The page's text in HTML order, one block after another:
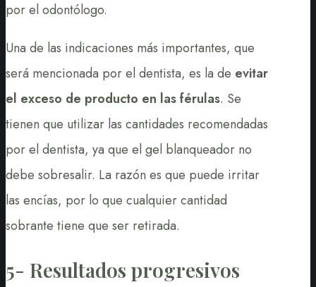
por el odontólogo.
Una de las indicaciones más importantes, que
será mencionada por el dentista, es la de evitar
el exceso de producto en las férulas. Se
tienen que utilizar las cantidades recomendadas
por el dentista, ya que el gel blanqueador no
debe sobresalir. La razón es que puede irritar
las encías, por lo que cualquier cantidad
sobrante tiene que ser retirada.
5- Resultados progresivos